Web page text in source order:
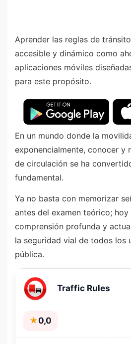
Aprender las reglas de
accesible y dinámico como
aplicaciones móviles
para este propósito.
En un mundo donde la
exponencialmente, conocer y
de circulación se ha
fundamental.
Ya no basta con memorizar
antes del examen teórico; hoy
comprensión profunda y
la seguridad vial de todos los
pública.
Traffic Rules
★0,0